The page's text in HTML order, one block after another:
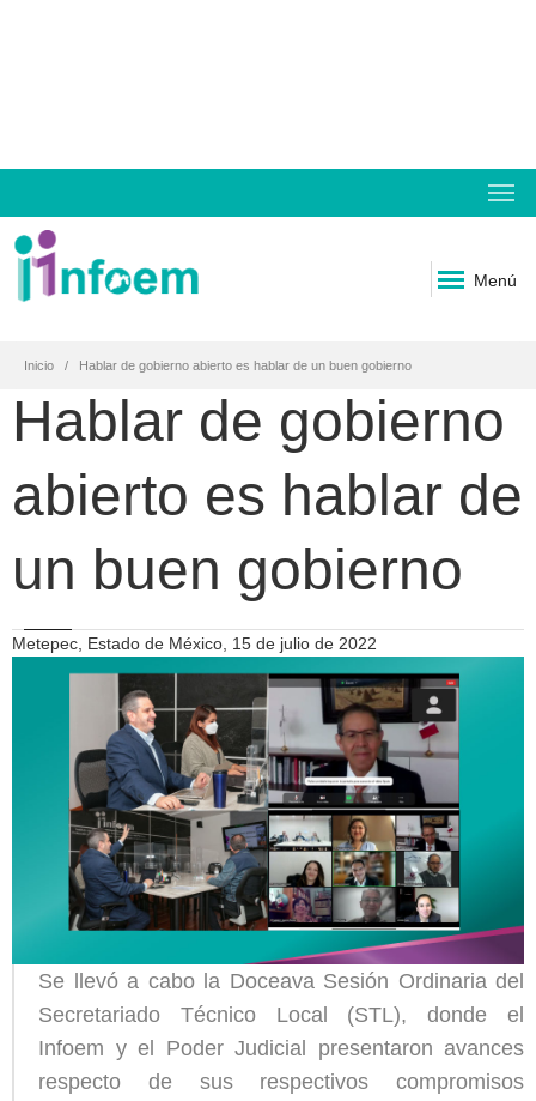
Menú
Inicio Hablar de gobierno abierto es hablar de un buen gobierno
Hablar de gobierno
abierto es hablar de
un buen gobierno
Metepec, Estado de México, 15 de julio de 2022
Se llevó a cabo la Doceava Sesión Ordinaria del
Secretariado Técnico Local (STL), donde el
Infoem y el Poder Judicial presentaron avances
respecto de sus respectivos compromisos